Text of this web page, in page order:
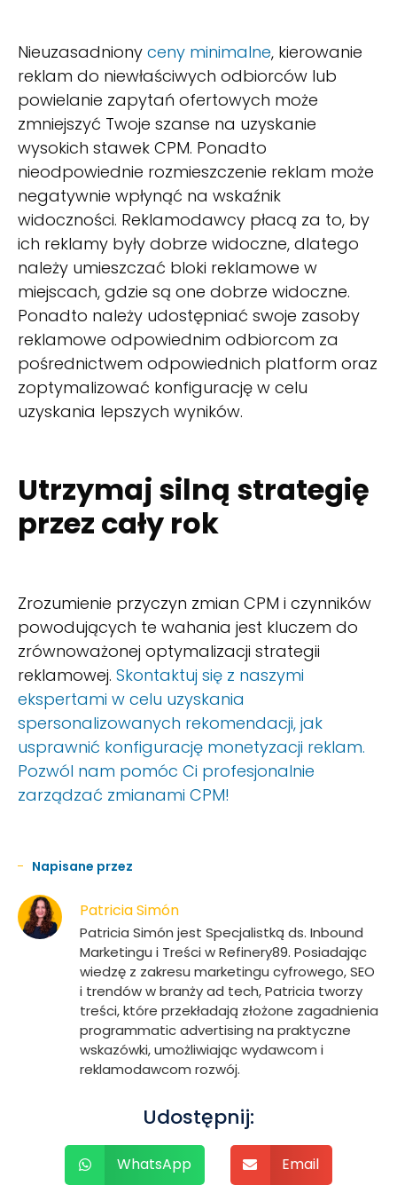
Nieuzasadniony ceny minimalne, kierowanie
reklam do niewłaściwych odbiorców lub
powielanie zapytań ofertowych może
zmniejszyć Twoje szanse na uzyskanie
wysokich stawek CPM. Ponadto
nieodpowiednie rozmieszczenie reklam może
negatywnie wpłynąć na wskaźnik
widoczności. Reklamodawcy płacą za to, by
ich reklamy były dobrze widoczne, dlatego
należy umieszczać bloki reklamowe w
miejscach, gdzie są one dobrze widoczne.
Ponadto należy udostępniać swoje zasoby
reklamowe odpowiednim odbiorcom za
pośrednictwem odpowiednich platform oraz
zoptymalizować konfigurację w celu
uzyskania lepszych wyników.
Utrzymaj silną strategię
przez cały rok
Zrozumienie przyczyn zmian CPM i czynników
powodujących te wahania jest kluczem do
zrównoważonej optymalizacji strategii
reklamowej. Skontaktuj się z naszymi
ekspertami w celu uzyskania
spersonalizowanych rekomendacji, jak
usprawnić konfigurację monetyzacji reklam.
Pozwól nam pomóc Ci profesjonalnie
zarządzać zmianami CPM!
Napisane przez
Patricia Simón
Patricia Simón jest Specjalistką ds. Inbound
Marketingu i Treści w Refinery89. Posiadając
wiedzę z zakresu marketingu cyfrowego, SEO
i trendów w branży ad tech, Patricia tworzy
treści, które przekładają złożone zagadnienia
programmatic advertising na praktyczne
wskazówki, umożliwiając wydawcom i
reklamodawcom rozwój.
Udostępnij:
WhatsApp Email